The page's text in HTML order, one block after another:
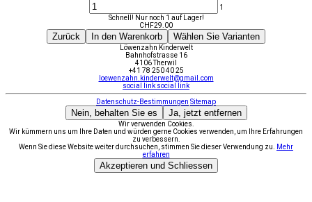
1
Schnell! Nur noch 1 auf Lager!
CHF29.00
Zurück In den Warenkorb Wählen Sie Varianten
Löwenzahn Kinderwelt
Bahnhofstrasse 16
4106 Therwil
+41 78 250 40 25
loewenzahn.kinderwelt@gmail.com
social link social link
Datenschutz-Bestimmungen Sitemap
Nein, behalten Sie es Ja, jetzt entfernen
Wir verwenden Cookies.
Wir kümmern uns um Ihre Daten und würden gerne Cookies verwenden, um Ihre Erfahrungen
zu verbessern.
Wenn Sie diese Website weiter durchsuchen, stimmen Sie dieser Verwendung zu.
Mehr
erfahren
Akzeptieren und Schliessen